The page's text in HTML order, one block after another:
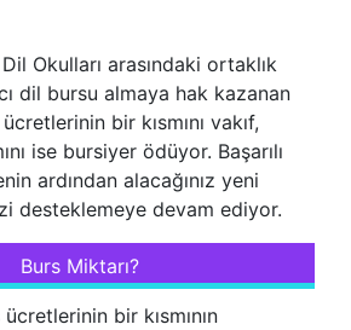
Okulları arasındaki ortaklık
dil bursu almaya hak kazanan
bir kısmını vakıf,
ise bursiyer ödüyor. Başarılı
ardından alacağınız yeni
desteklemeye devam ediyor.
Burs Miktarı?
bir kısmının